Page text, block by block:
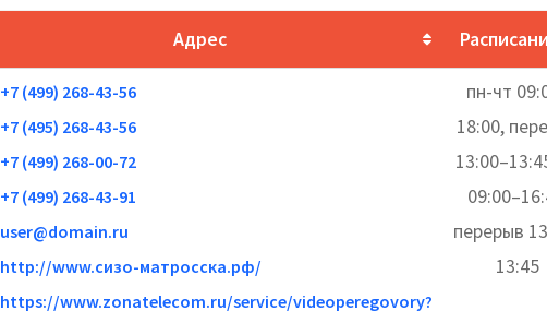
Адрес
+7 (499) 268-43-56
+7 (495) 268-43-56
+7 (499) 268-00-72
+7 (499) 268-43-91
user@domain.ru
http://www.сизо-матросска.рф/
https://www.zonatelecom.ru/service/videoperegovory?
пн-чт
18:00,
перерыв
13:45